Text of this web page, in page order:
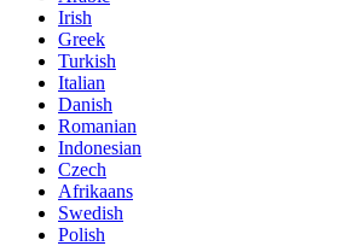
Irish
Greek
Turkish
Italian
Danish
Romanian
Indonesian
Czech
Afrikaans
Swedish
Polish